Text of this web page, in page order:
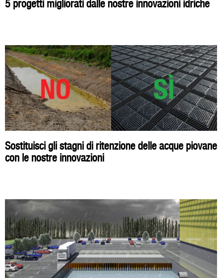
5 progetti migliorati dalle nostre innovazioni idriche
Sostituisci gli stagni di ritenzione delle acque piovane
con le nostre innovazioni